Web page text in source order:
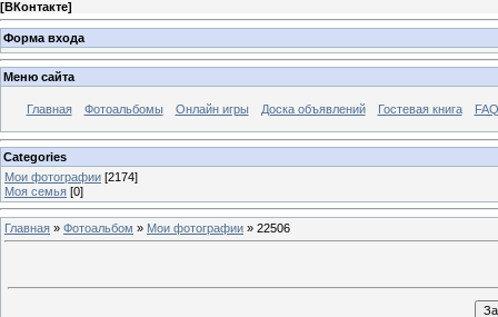
[ВКонтакте]
Форма входа
Меню сайта
Главная Фотоальбомы Онлайн игры Доска объявлений Гостевая книга
Categories
Мои фотографии [2174]
Моя семья [0]
Главная » Фотоальбом » Мои фотографии » 22506